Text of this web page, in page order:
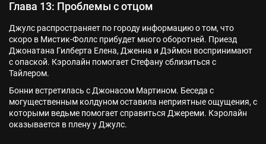
Глава 13: Проблемы с отцом
Джулс распространяет по городу информацию о том, что
скоро в Мистик-Фоллс прибудет много оборотней. Приезд
Джонатана Гилберта Елена, Дженна и Дэймон воспринимают
с опаской. Кэролайн помогает Стефану сблизиться с
Тайлером.
Бонни встретилась с Джонасом Мартином. Беседа с
могущественным колдуном оставила неприятные ощущения, с
которыми ведьме помогает справиться Джереми. Кэролайн
оказывается в плену у Джулс.